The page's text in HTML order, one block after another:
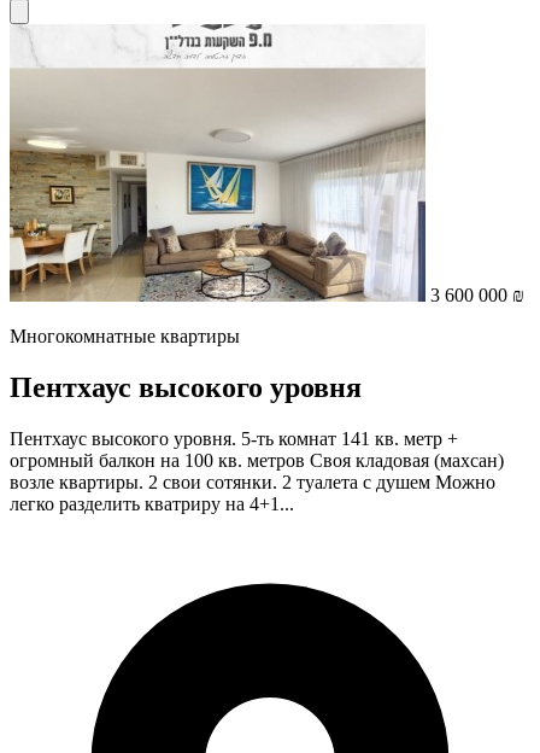
3 600 000 ₪
Многокомнатные квартиры
Пентхаус высокого уровня
Пентхаус высокого уровня. 5-ть комнат 141 кв. метр +
огромный балкон на 100 кв. метров Своя кладовая (махсан)
возле квартиры. 2 свои сотянки. 2 туалета с душем Можно
легко разделить кватриру на 4+1...